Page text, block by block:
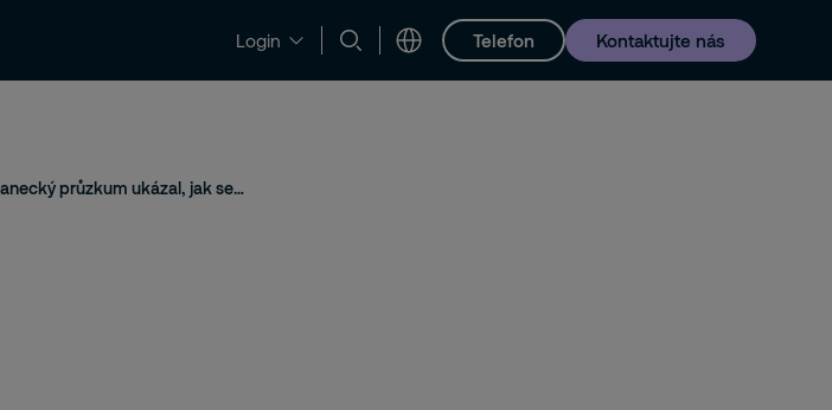
Login Telefon Kontaktujte nás
Kariéra
Upřímnost nade vše. Zaměstnanecký průzkum ukázal, jak se pracuje v Securitas